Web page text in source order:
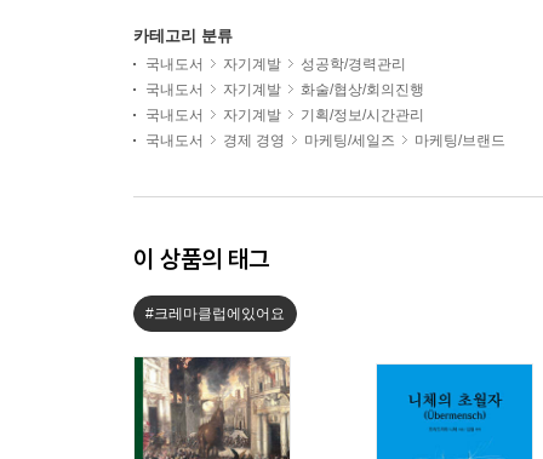
카테고리 분류
국내도서 자기계발
성공학/경력관리
국내도서
자기계발
화술/협상/회의진행
국내도서
자기계발
기획/정보/시간관리
국내도서
경제 경영 마케팅/세일즈 마케팅/브랜드
이 상품의 태그
#크레마클럽에있어요